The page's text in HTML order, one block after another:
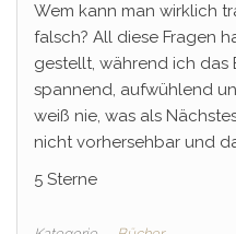
Wem kann man wirklich
falsch? All diese Fragen
gestellt, während ich das
spannend, aufwühlend
weiß nie, was als
nicht vorhersehbar und
5 Sterne